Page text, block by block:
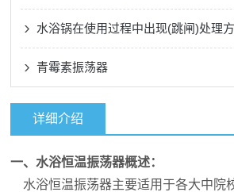
水浴锅在使用过程中出现(跳闸)处理
青霉素振荡器
详细介绍
一、水浴恒温振荡器概述：
水浴恒温振荡器主要适用于各大中院